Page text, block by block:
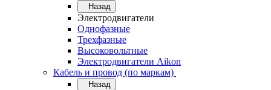
Назад
Электродвигатели
Однофазные
Трехфазные
Высоковольтные
Электродвигатели Aikon
Кабель и провод (по маркам)
Назад